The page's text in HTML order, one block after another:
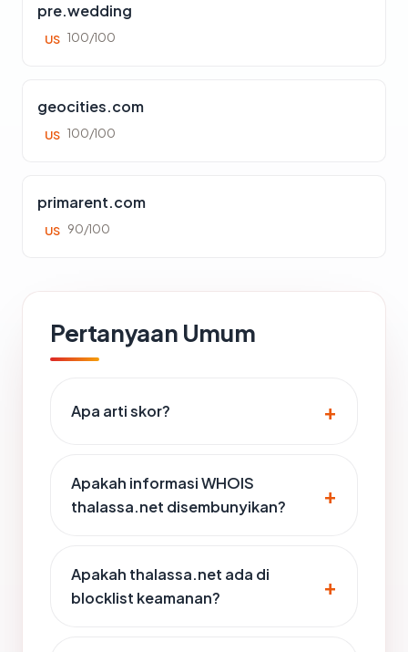
pre.wedding
US 100/100
geocities.com
US 100/100
primarent.com
US 90/100
Pertanyaan Umum
Apa arti skor?
Apakah informasi WHOIS
thalassa.net disembunyikan?
Apakah thalassa.net ada di
blocklist keamanan?